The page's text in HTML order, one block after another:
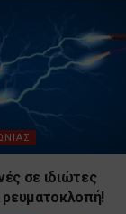
σε ιδιώτες
ρευματοκλοπή!